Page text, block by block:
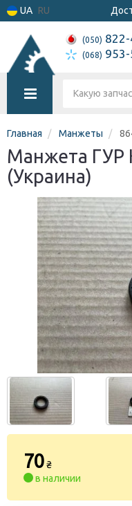
UA RU
(050)
(068)
Главная Манжеты
Манжета ГУР
(Украина)
70₴
в наличии